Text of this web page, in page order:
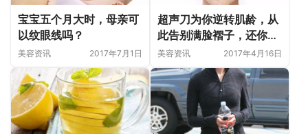
宝宝五个月大时，母亲可
以纹眼线吗？
美容资讯 2017年7月1日
超声刀为你逆转肌龄，从
此告别满脸褶子，还你年
轻光彩
美容资讯 2017年4月16日